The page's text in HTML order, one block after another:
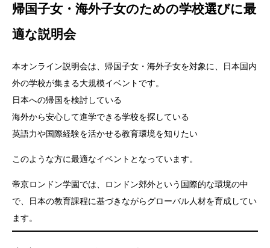
帰国子女・海外子女のための学校選びに最
適な説明会
本オンライン説明会は、帰国子女・海外子女を対象に、日本国内
外の学校が集まる大規模イベントです。
日本への帰国を検討している
海外から安心して進学できる学校を探している
英語力や国際経験を活かせる教育環境を知りたい
このような方に最適なイベントとなっています。
帝京ロンドン学園では、ロンドン郊外という国際的な環境の中
で、日本の教育課程に基づきながらグローバル人材を育成してい
ます。